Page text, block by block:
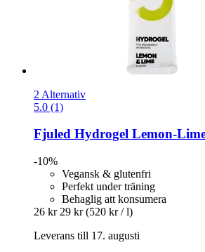
2 Alternativ
5.0 (1)
Fjuled Hydrogel Lemon-​
-10%
Vegansk & glutenfri
Perfekt under träning
Behaglig att konsumera
26 kr 29 kr (520 kr / l)
Leverans till 17. augusti